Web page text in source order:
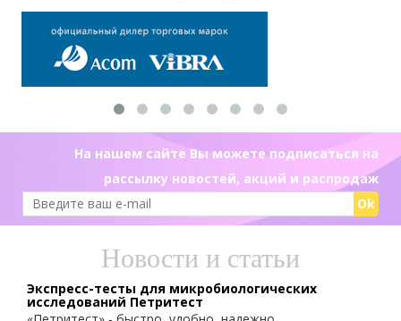
На нашем сайте Вы можете подписаться на
рассылку новостей, акций и распродаж
Ok
Новости и статьи
Экспресс-тесты для микробиологических
исследований Петритест